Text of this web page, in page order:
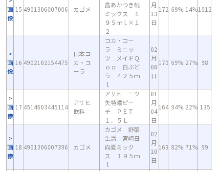
画
像
15 4901306007006 カゴメ
島あかつき桃
ミックス １
９５ｍｌ×１
２
月
13
日
172 69% 14%1012
画
像
16 4902102154475
日本コ
カ・コ
ーラ
コカ・コー
ラ ミニッ
ツ メイドＱ
ｏｏ 白ぶど
う ４２５ｍ
ｌ
02
月
08
日
170 69% 27% 98
画
像
17 4514603445114
アサヒ
飲料
アサヒ 三ツ
矢特濃ピー
チ ＰＥＴ
１．５Ｌ
01
月
04
日
164 94% 22% 135
画
像
18 4901306007396 カゴメ
カゴメ 野菜
生活 宮崎日
向夏ミック
ス １９５ｍ
ｌ
02
月
10
日
163 82% 71% 99